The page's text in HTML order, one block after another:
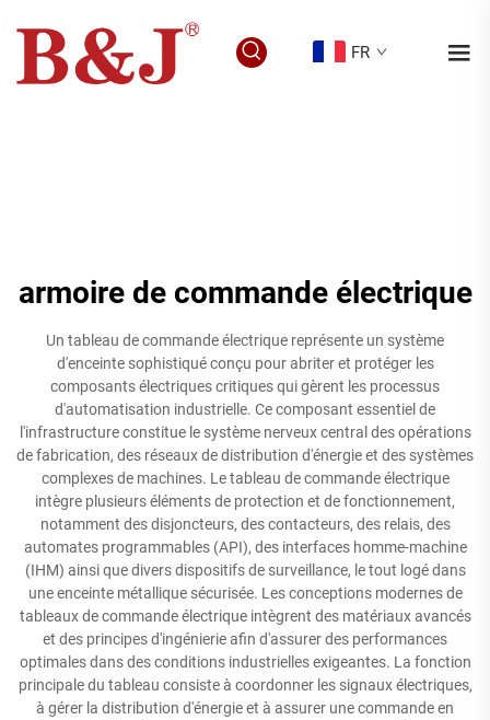
FR
armoire de commande électrique
Un tableau de commande électrique représente un système
d'enceinte sophistiqué conçu pour abriter et protéger les
composants électriques critiques qui gèrent les processus
d'automatisation industrielle. Ce composant essentiel de
l'infrastructure constitue le système nerveux central des opérations
de fabrication, des réseaux de distribution d'énergie et des systèmes
complexes de machines. Le tableau de commande électrique
intègre plusieurs éléments de protection et de fonctionnement,
notamment des disjoncteurs, des contacteurs, des relais, des
automates programmables (API), des interfaces homme-machine
(IHM) ainsi que divers dispositifs de surveillance, le tout logé dans
une enceinte métallique sécurisée. Les conceptions modernes de
tableaux de commande électrique intègrent des matériaux avancés
et des principes d'ingénierie afin d'assurer des performances
optimales dans des conditions industrielles exigeantes. La fonction
principale du tableau consiste à coordonner les signaux électriques,
à gérer la distribution d'énergie et à assurer une commande en